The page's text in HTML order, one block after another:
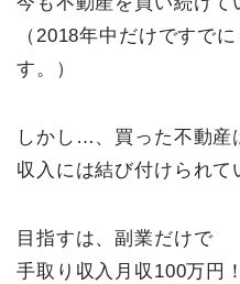
（2018年中だけですで
す。）
しかし…、買った不動産
収入には結び付けられて
目指すは、副業だけで
手取り収入月収100万円！